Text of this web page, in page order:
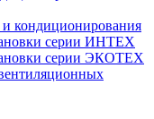
кондиционирования
серии ИНТЕХ
серии ЭКОТЕХ